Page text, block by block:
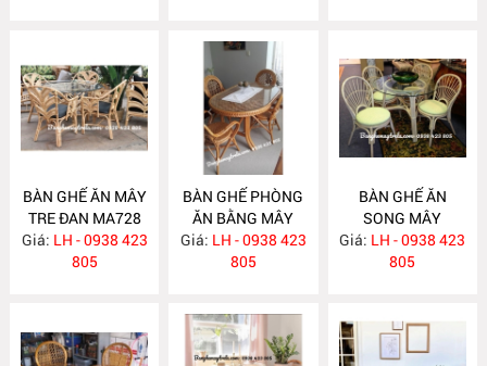
BÀN GHẾ ĂN MÂY
TRE ĐAN MA728
Giá: LH - 0938 423
805
BÀN GHẾ PHÒNG
ĂN BẰNG MÂY
MA727
Giá: LH - 0938 423
805
BÀN GHẾ ĂN
SONG MÂY
MA726
Giá: LH - 0938 423
805